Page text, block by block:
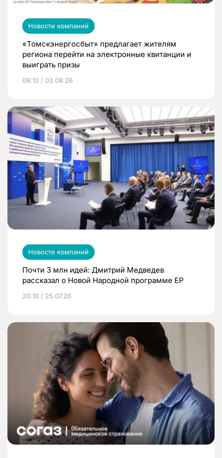
Новости компаний
«Томскэнергосбыт» предлагает жителям
региона перейти на электронные квитанции и
выиграть призы
09:10 / 03.08.26
Новости компаний
Почти 3 млн идей: Дмитрий Медведев
рассказал о Новой Народной программе ЕР
20:10 / 25.07.26